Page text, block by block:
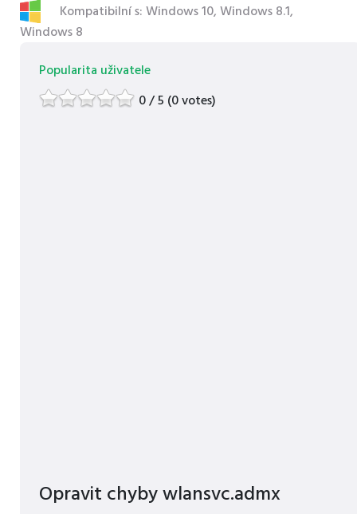
Kompatibilní s: Windows 10, Windows 8.1,
Windows 8
Popularita uživatele
0 / 5 (0 votes)
Opravit chyby wlansvc.admx